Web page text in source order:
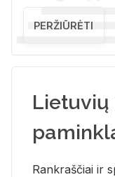
PERŽIŪRĖTI
Lietuvių
Rank­raš­čiai ir